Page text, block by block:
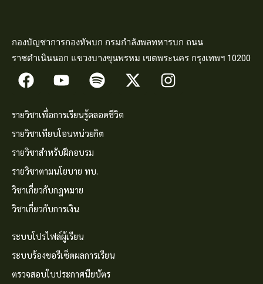
กองบัญชาการกองทัพบก กรมกำลังพลทหารบก ถนน
ราชดำเนินนอก แขวงบางขุนพรหม เขตพระนคร กรุงเทพฯ 10200
รายวิชาเพื่อการเรียนรู้ตลอดชีวิต
รายวิชาเทียบโอนหน่วยกิต
รายวิชาสำหรับฝึกอบรม
รายวิชาตามนโยบาย ทบ.
วิชาเกี่ยวกับกฎหมาย
วิชาเกี่ยวกับการเงิน
ระบบโปรไฟล์ผู้เรียน
ระบบร้องขอรีเซ็ตผลการเรียน
ตรวจสอบใบประกาศนียบัตร